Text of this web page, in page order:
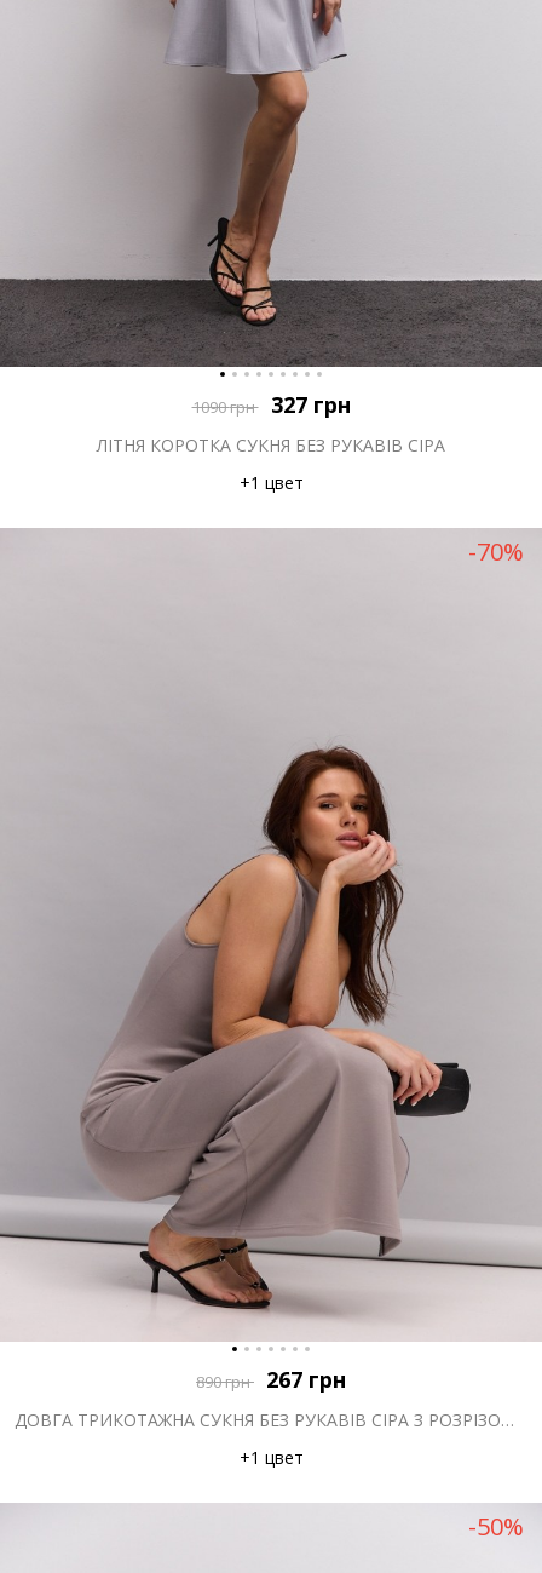
1090грн 327 грн
ЛІТНЯ КОРОТКА СУКНЯ БЕЗ РУКАВІВ СІРА
+1 цвет
-70%
890грн 267 грн
ДОВГА ТРИКОТАЖНА СУКНЯ БЕЗ РУКАВІВ СІРА З РОЗРІЗОМ НА БЛИСКАВЦІ
+1 цвет
-50%